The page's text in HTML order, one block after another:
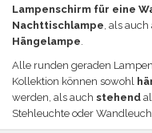
Lampenschirm für eine
Nachttischlampe, als auch
Hängelampe.
Alle runden geraden
Kollektion können sowohl
werden, als auch stehend
Stehleuchte oder